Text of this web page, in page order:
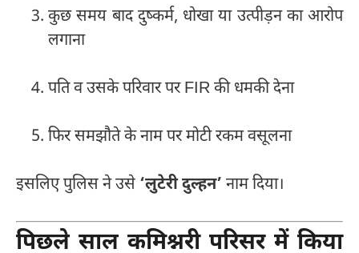
कुछ समय बाद दुष्कर्म, धोखा या उत्पीड़न का आरोप
लगाना
पति व उसके परिवार पर FIR की धमकी देना
फिर समझौते के नाम पर मोटी रकम वसूलना
इसलिए पुलिस ने उसे ‘लुटेरी दुल्हन’ नाम दिया।
पिछले साल कमिश्नरी परिसर में किया